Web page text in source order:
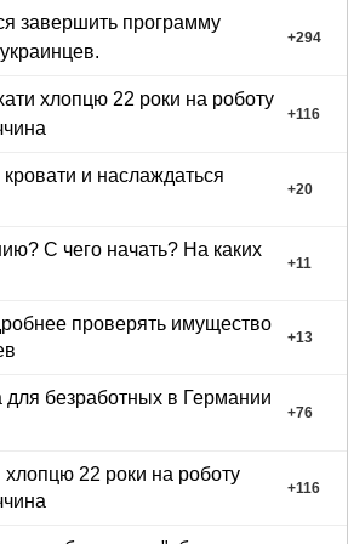
завершить программу
+294
хлопцю 22 роки на роботу
Німеччина
+116
и наслаждаться
+20
+11
проверять имущество
+13
безработных в Германии
+76
хлопцю 22 роки на роботу
Німеччина
+116